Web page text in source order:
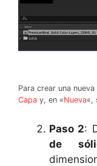
Para crear una
Capa y, en «Nueva«,
Paso 2:
de